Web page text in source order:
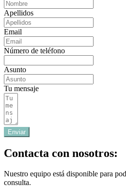
Apellidos
Email
Número de teléfono
Asunto
Tu mensaje
Enviar
Contacta con nosotros:
Nuestro equipo está disponible para
consulta.